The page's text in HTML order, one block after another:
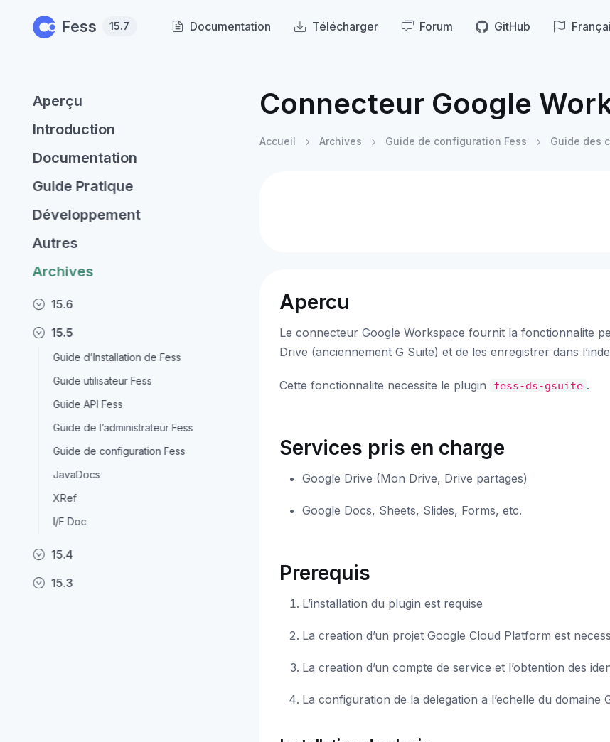
Fess 15.7 Documentation Télécharger Forum GitHub
Aperçu
Introduction
Documentation
Guide Pratique
Développement
Autres
Archives
15.6
15.5
Guide d’Installation de Fess
Guide utilisateur Fess
Guide API Fess
Guide de l’administrateur Fess
Guide de configuration Fess
JavaDocs
XRef
I/F Doc
15.4
15.3
Connecteur Google
Accueil Archives Guide de configuration Fess Guide des
Apercu
Le connecteur Google Workspace fournit la fonctionnalite
Drive (anciennement G Suite) et de les enregistrer dans
Cette fonctionnalite necessite le plugin fess-ds-gsuite .
Services pris en charge
Google Drive (Mon Drive, Drive partages)
Google Docs, Sheets, Slides, Forms, etc.
Prerequis
L’installation du plugin est requise
La creation d’un projet Google Cloud Platform est
La creation d’un compte de service et l’obtention des
La configuration de la delegation a l’echelle du domaine